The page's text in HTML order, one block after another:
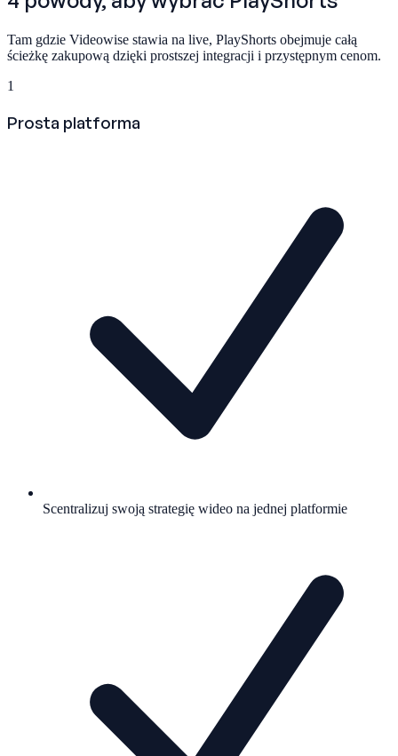
Tam gdzie Videowise stawia na live, PlayShorts obejmuje całą
ścieżkę zakupową dzięki prostszej integracji i przystępnym cenom.
1
Prosta platforma
Scentralizuj swoją strategię wideo na jednej platformie